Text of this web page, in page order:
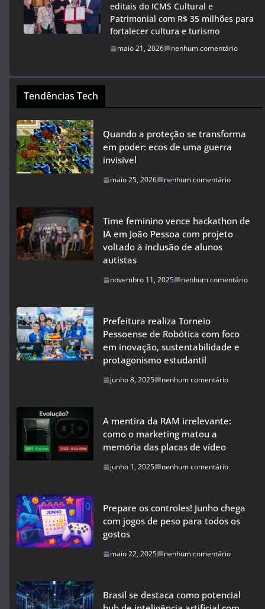
editais do ICMS Cultural e
Patrimonial com R$ 35 milhões para
fortalecer cultura e turismo
maio 21, 2026 nenhum comentário
Tendências Tech
Quando a proteção se transforma
em poder: ecos de uma guerra
invisível
maio 25, 2026 nenhum comentário
Time feminino vence hackathon de
IA em João Pessoa com projeto
voltado à inclusão de alunos
autistas
novembro 11, 2025 nenhum comentário
Prefeitura realiza Torneio
Pessoense de Robótica com foco
em inovação, sustentabilidade e
protagonismo estudantil
junho 8, 2025 nenhum comentário
A mentira da RAM irrelevante:
como o marketing matou a
memória das placas de vídeo
junho 1, 2025 nenhum comentário
Prepare os controles! Junho chega
com jogos de peso para todos os
gostos
maio 22, 2025 nenhum comentário
Brasil se destaca como potencial